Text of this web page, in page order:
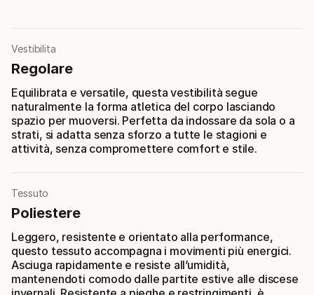
Vestibilita
Regolare
Equilibrata e versatile, questa vestibilità segue
naturalmente la forma atletica del corpo lasciando
spazio per muoversi. Perfetta da indossare da sola o a
strati, si adatta senza sforzo a tutte le stagioni e
attività, senza compromettere comfort e stile.
Tessuto
Poliestere
Leggero, resistente e orientato alla performance,
questo tessuto accompagna i movimenti più energici.
Asciuga rapidamente e resiste all’umidità,
mantenendoti comodo dalle partite estive alle discese